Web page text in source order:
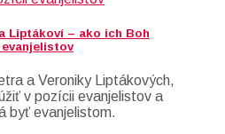
Liptákoví – ako ich Boh
a Veroniky Liptákových,
v pozícii evanjelistov a
byť evanjelistom.